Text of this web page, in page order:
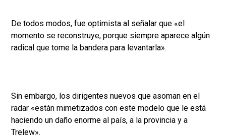
De todos modos, fue optimista al señalar que «el
momento se reconstruye, porque siempre aparece algún
radical que tome la bandera para levantarla».
Sin embargo, los dirigentes nuevos que asoman en el
radar «están mimetizados con este modelo que le está
haciendo un daño enorme al país, a la provincia y a
Trelew».